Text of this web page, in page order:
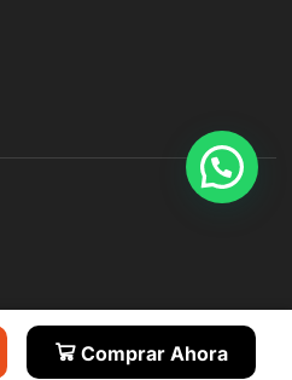
Comprar Ahora